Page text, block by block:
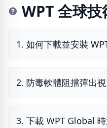
WPT 全球技
1. 如何下載並安裝
2. 防毒軟體阻擋彈出
3. 下載 WPT Global